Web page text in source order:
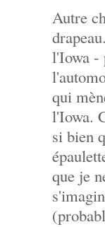
Autre
l'Iowa -
qui
l'Iowa.
si bien
que je